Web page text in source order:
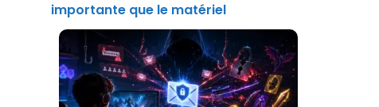
importante que le matériel